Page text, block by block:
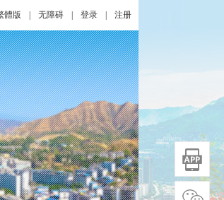
體版 无障碍 登录 注册